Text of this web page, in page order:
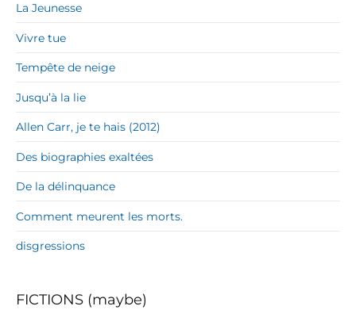
La Jeunesse
Vivre tue
Tempête de neige
Jusqu’à la lie
Allen Carr, je te hais (2012)
Des biographies exaltées
De la délinquance
Comment meurent les morts.
disgressions
FICTIONS (maybe)